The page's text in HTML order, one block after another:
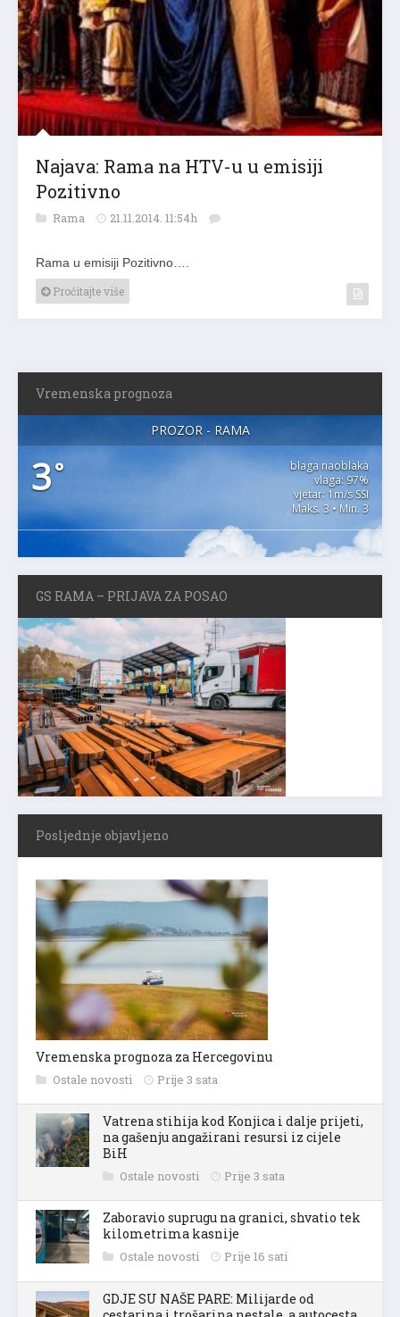
Najava: Rama na HTV-u u emisiji
Pozitivno
Rama 21.11.2014. 11:54h
Rama u emisiji Pozitivno….
Pročitajte više
Vremenska prognoza
PROZOR - RAMA
3°
blaga naoblaka
vlaga: 97%
vjetar: 1m/s SSI
Maks. 3 • Min. 3
GS RAMA – PRIJAVA ZA POSAO
Posljednje objavljeno
Vremenska prognoza za Hercegovinu
Ostale novosti Prije 3 sata
Vatrena stihija kod Konjica i dalje prijeti,
na gašenju angažirani resursi iz cijele
BiH
Ostale novosti Prije 3 sata
Zaboravio suprugu na granici, shvatio tek
kilometrima kasnije
Ostale novosti Prije 16 sati
GDJE SU NAŠE PARE: Milijarde od